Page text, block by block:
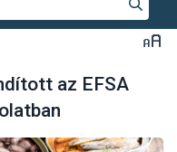
az EFSA